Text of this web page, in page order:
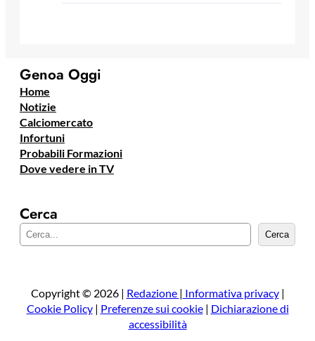
Genoa Oggi
Home
Notizie
Calciomercato
Infortuni
Probabili Formazioni
Dove vedere in TV
Cerca
e
a
Cerca
Copyright © 2026 | Redazione | Informativa privacy|
Cookie Policy| Preferenze sui cookie| Dichiarazione di
accessibilità